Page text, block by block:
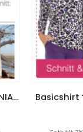
Kapuzenshirt mit großer Kapuze “FINIA”, Gr. 158 – Damengr. 46 Basicshirt